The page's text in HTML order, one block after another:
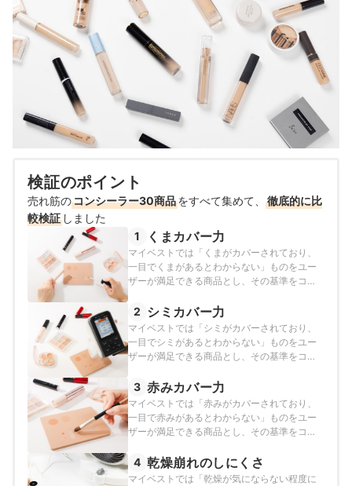
検証のポイント
売れ筋のコンシーラー30商品をすべて集めて、
徹底的に比
較検証 しました
1
くまカバー力
マイベストでは「くまがカバーされており、
一目でくまがあるとわからない」ものをユー
ザーが満足できる商品とし、その基準をコン
1.0以下と定めて以下の方法で検証を行いまし
た。
2 シミカバー力
マイベストでは「シミがカバーされており、
一目でシミがあるとわからない」ものをユー
ザーが満足できる商品とし、その基準をコン
1.0以下と定めて以下の方法で検証を行いまし
た。
3 赤みカバー力
マイベストでは「赤みがカバーされており、
一目で赤みがあるとわからない」ものをユー
ザーが満足できる商品とし、その基準をコン
0.5以下と定めて以下の方法で検証を行いまし
た。
4 乾燥崩れのしにくさ
マイベストでは「乾燥が気にならない程度に